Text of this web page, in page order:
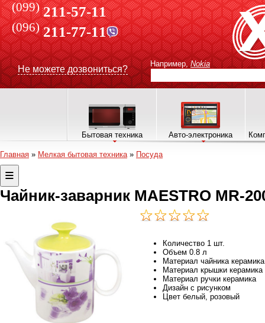
(099) 211-57-11
(096)211-77-11
Не можете дозвониться?
Например, Nokia
Бытовая техника Авто-электроника
Главная » Мелкая бытовая техника» Посуда
Чайник-заварник MAESTRO MR-
Количество 1 шт.
Объем 0.8 л
Материал чайника керамика
Материал крышки керамика
Материал ручки керамика
Дизайн с рисунком
Цвет белый, розовый